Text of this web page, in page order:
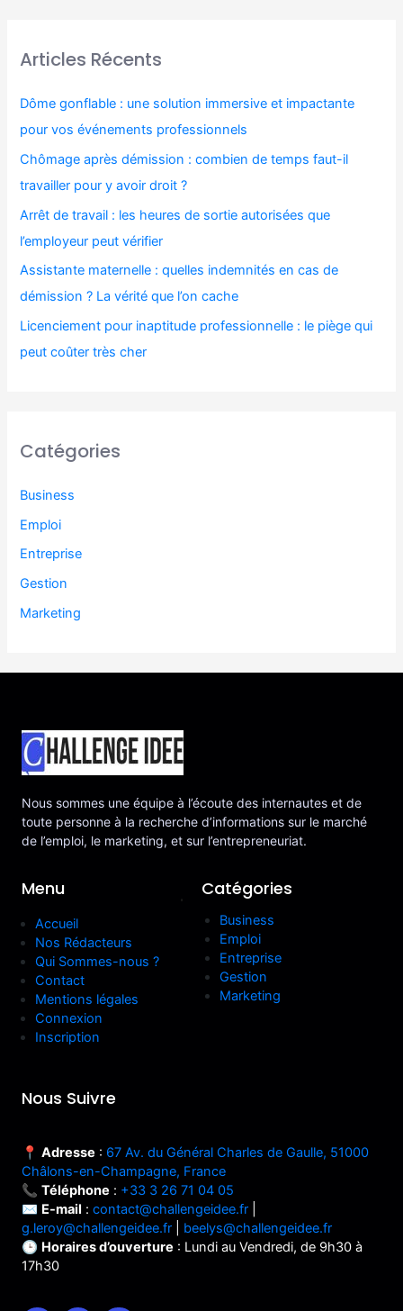
Articles Récents
Dôme gonflable : une solution immersive et impactante
pour vos événements professionnels
Chômage après démission : combien de temps faut-il
travailler pour y avoir droit ?
Arrêt de travail : les heures de sortie autorisées que
l’employeur peut vérifier
Assistante maternelle : quelles indemnités en cas de
démission ? La vérité que l’on cache
Licenciement pour inaptitude professionnelle : le piège qui
peut coûter très cher
Catégories
Business
Emploi
Entreprise
Gestion
Marketing
Nous sommes une équipe à l’écoute des internautes et de
toute personne à la recherche d’informations sur le marché
de l’emploi, le marketing, et sur l’entrepreneuriat.
Menu
Accueil
Nos Rédacteurs
Qui Sommes-nous ?
Contact
Mentions légales
Connexion
Inscription
Catégories
.
Business
Emploi
Entreprise
Gestion
Marketing
Nous Suivre
📍 Adresse : 67 Av. du Général Charles de Gaulle, 51000
Châlons-en-Champagne, France
📞 Téléphone : +33 3 26 71 04 05
✉️ E-mail : contact@challengeidee.fr
g.leroy@challengeidee.fr
beelys@challengeidee.fr
🕒 Horaires d’ouverture : Lundi au Vendredi, de 9h30 à
17h30